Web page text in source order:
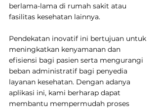
berlama-lama di rumah sakit atau
fasilitas kesehatan lainnya.
Pendekatan inovatif ini bertujuan untuk
meningkatkan kenyamanan dan
efisiensi bagi pasien serta mengurangi
beban administratif bagi penyedia
layanan kesehatan. Dengan adanya
aplikasi ini, kami berharap dapat
membantu mempermudah proses